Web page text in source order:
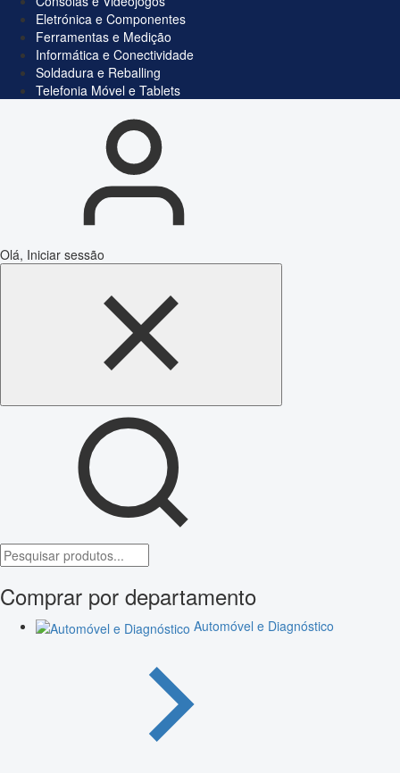
Eletrónica e Componentes
Ferramentas e Medição
Informática e Conectividade
Soldadura e Reballing
Telefonia Móvel e Tablets
Olá, Iniciar sessão
Comprar por departamento
Automóvel e Diagnóstico